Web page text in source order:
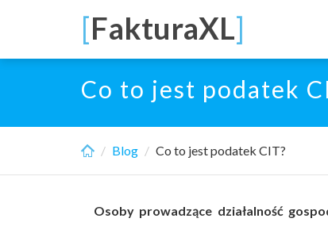
main
[FakturaXL]
Co to jest podatek
Blog Co to jest podatek CIT?
Osoby prowadzące działalność